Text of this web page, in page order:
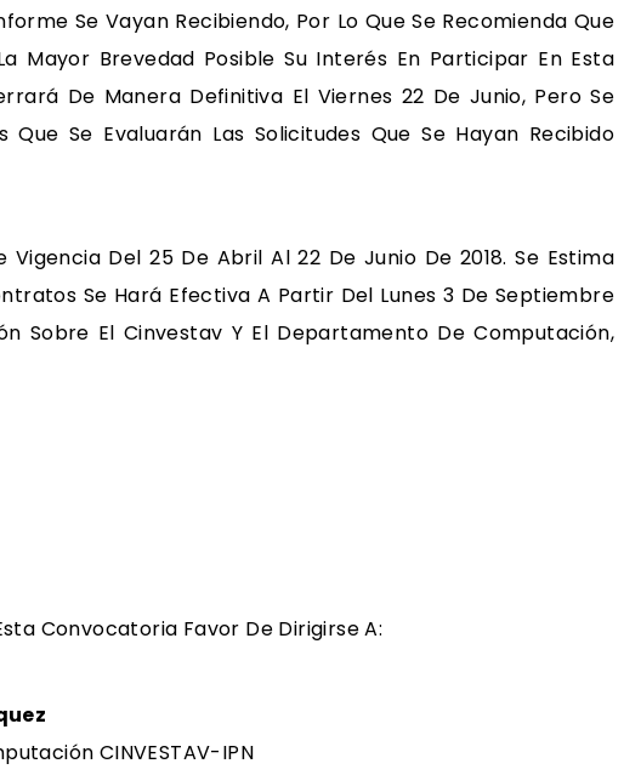
Se Vayan Recibiendo, Por Lo Que Se Recomienda Que
Mayor Brevedad Posible Su Interés En Participar En Esta
De Manera Definitiva El Viernes 22 De Junio, Pero Se
Que Se Evaluarán Las Solicitudes Que Se Hayan Recibido
Del 25 De Abril Al 22 De Junio De 2018. Se Estima
Se Hará Efectiva A Partir Del Lunes 3 De Septiembre
Sobre El Cinvestav Y El Departamento De Computación,
Convocatoria Favor De Dirigirse A:
CINVESTAV-IPN